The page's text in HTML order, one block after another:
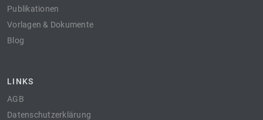
Publikationen
Vorlagen & Dokumente
Blog
LINKS
AGB
Datenschutzerklärung